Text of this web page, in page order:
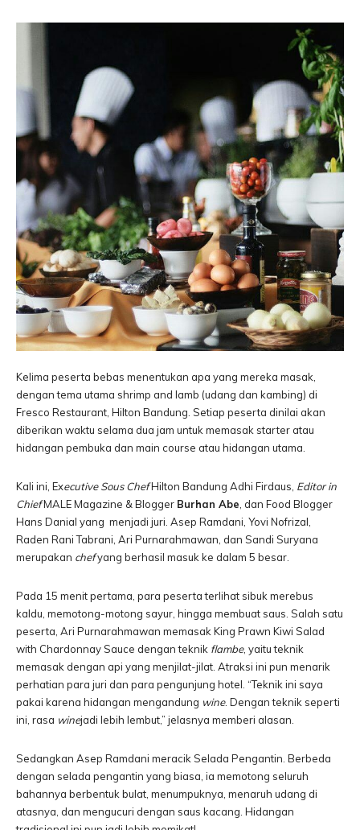
Kelima peserta bebas menentukan apa yang mereka masak,
dengan tema utama shrimp and lamb (udang dan kambing) di
Fresco Restaurant, Hilton Bandung. Setiap peserta dinilai akan
diberikan waktu selama dua jam untuk memasak starter atau
hidangan pembuka dan main course atau hidangan utama.
Kali ini, Executive Sous ChefHilton Bandung Adhi Firdaus, Editor in
ChiefMALE Magazine & Blogger Burhan Abe , dan Food Blogger
Hans Danial yang menjadi juri. Asep Ramdani, Yovi Nofrizal,
Raden Rani Tabrani, Ari Purnarahmawan, dan Sandi Suryana
merupakan chefyang berhasil masuk ke dalam 5 besar.
Pada 15 menit pertama, para peserta terlihat sibuk merebus
kaldu, memotong-motong sayur, hingga membuat saus. Salah satu
peserta, Ari Purnarahmawan memasak King Prawn Kiwi Salad
with Chardonnay Sauce dengan teknik flambe, yaitu teknik
memasak dengan api yang menjilat-jilat. Atraksi ini pun menarik
perhatian para juri dan para pengunjung hotel. “Teknik ini saya
pakai karena hidangan mengandung wine. Dengan teknik seperti
ini, rasa winejadi lebih lembut,” jelasnya memberi alasan.
Sedangkan Asep Ramdani meracik Selada Pengantin. Berbeda
dengan selada pengantin yang biasa, ia memotong seluruh
bahannya berbentuk bulat, menumpuknya, menaruh udang di
atasnya, dan mengucuri dengan saus kacang. Hidangan